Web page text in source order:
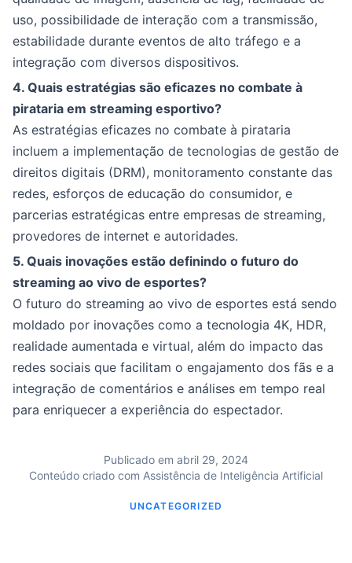
uso, possibilidade de interação com a transmissão,
estabilidade durante eventos de alto tráfego e a
integração com diversos dispositivos.
4. Quais estratégias são eficazes no combate à
pirataria em streaming esportivo?
As estratégias eficazes no combate à pirataria
incluem a implementação de tecnologias de gestão de
direitos digitais (DRM), monitoramento constante das
redes, esforços de educação do consumidor, e
parcerias estratégicas entre empresas de streaming,
provedores de internet e autoridades.
5. Quais inovações estão definindo o futuro do
streaming ao vivo de esportes?
O futuro do streaming ao vivo de esportes está sendo
moldado por inovações como a tecnologia 4K, HDR,
realidade aumentada e virtual, além do impacto das
redes sociais que facilitam o engajamento dos fãs e a
integração de comentários e análises em tempo real
para enriquecer a experiência do espectador.
Publicado em abril 29, 2024
Conteúdo criado com Assistência de Inteligência Artificial
UNCATEGORIZED